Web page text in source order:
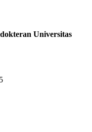
Universitas